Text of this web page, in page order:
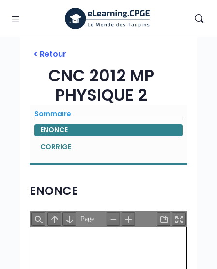
< Retour
CNC 2012 MP
PHYSIQUE 2
Sommaire
ENONCE
CORRIGE
ENONCE